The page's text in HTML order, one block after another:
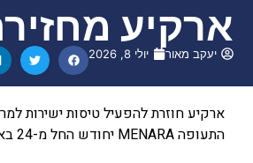
ארקיע
יעקב מאור יולי 8, 2026
ארקיע חוזרת להפעיל טיסות
התעופה MENARA יחודש החל מ-24 באוגוסט 2026, עם שתי טיסות שבועיות שייצאו בימי שני ורביעי.